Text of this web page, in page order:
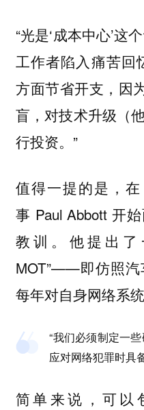
“光是‘成本中心’这
工作者陷入痛苦回
方面节省开支，因
盲，对技术升级（
行投资。”
值得一提的是，
事 Paul Abbott 开
教训。他提出了
MOT”——即仿照汽
每年对自身网络系
“我们必须制定一
应对网络犯罪时具
简单来说，可以